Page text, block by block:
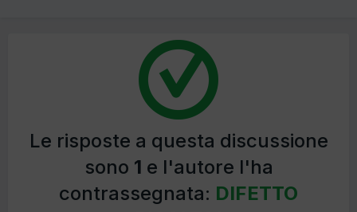
Le risposte a questa discussione
sono 1 e l'autore l'ha
contrassegnata: DIFETTO